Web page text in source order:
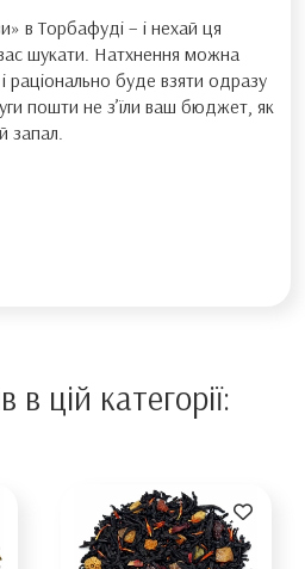
в Торбафуді – і нехай ця
шукати. Натхнення можна
раціонально буде взяти одразу
пошти не з’їли ваш бюджет, як
запал.
в цій категорії: